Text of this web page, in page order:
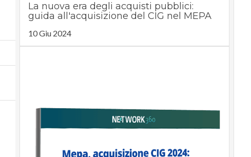
La nuova era degli acquisti pubblici:
guida all'acquisizione del CIG nel MEPA
10 Giu 2024